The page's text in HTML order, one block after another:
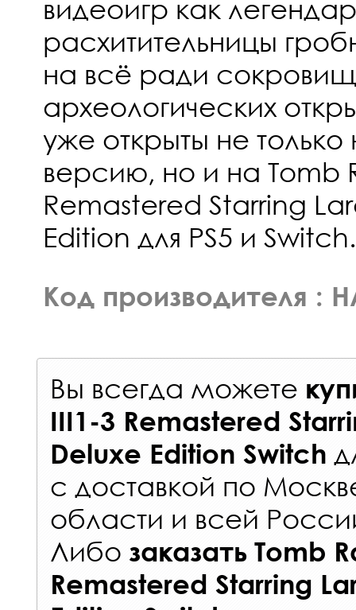
видеоигр как
расхитительницы
на всё ради
археологических
уже открыты не
версию, но и на Tomb
Remastered Starring
Edition для PS5 и Switch.
Код производителя :
Вы всегда можете
III1-3 Remastered
Deluxe Edition Switch
с доставкой по
области и всей
Либо заказать Tomb
Remastered Starring